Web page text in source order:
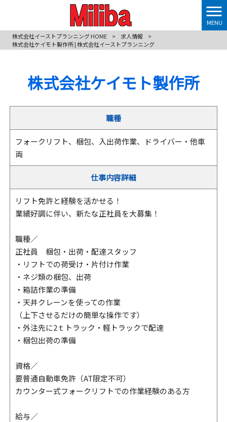
MENU
株式会社イーストプランニング HOME
> 求人情報
>
株式会社ケイモト製作所 | 株式会社イーストプランニング
株式会社ケイモト製作所
職種
フォークリフト、梱包、入出荷作業、ドライバー・他車
両
仕事内容詳細
リフト免許と経験を活かせる！
業績好調に伴い、新たな正社員を大募集！
職種／
正社員 梱包・出荷・配達スタッフ
・リフトでの荷受け・片付け作業
・ネジ類の梱包、出荷
・箱詰作業の準備
・天井クレーンを使っての作業
（上下させるだけの簡単な操作です）
・外注先に2ｔトラック・軽トラックで配達
・梱包出荷の準備
資格／
要普通自動車免許（AT限定不可）
カウンター式フォークリフトでの作業経験のある方
給与／